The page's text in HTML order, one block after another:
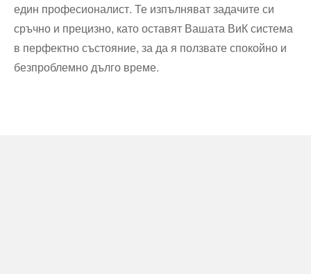
един професионалист. Те изпълняват задачите си
сръчно и прецизно, като оставят Вашата ВиК система
в перфектно състояние, за да я ползвате спокойно и
безпроблемно дълго време.